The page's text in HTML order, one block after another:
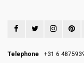
Telephone
+31 6